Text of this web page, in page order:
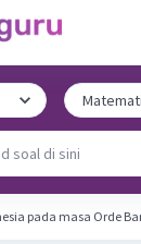
pada masa Orde